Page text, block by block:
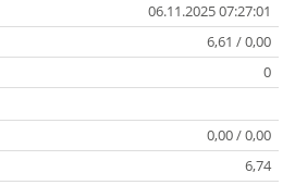
06.11.2025 07:27:01
6,61 / 0,00
0
0,00 / 0,00
6,74